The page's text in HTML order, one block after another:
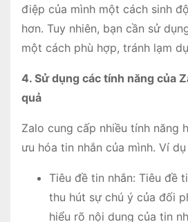
điệp của mình một cách sinh
hơn. Tuy nhiên, bạn cần sử
một cách phù hợp, tránh lạm
4. Sử dụng các tính năng của
quả
Zalo cung cấp nhiều tính năng
ưu hóa tin nhắn của mình. Ví dụ
Tiêu đề tin nhắn: Tiêu đề
thu hút sự chú ý của đối
hiểu rõ nội dung của tin